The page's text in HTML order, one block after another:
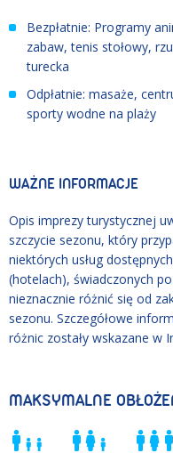
Bezpłatnie: Programy
zabaw, tenis stołowy,
turecka
Odpłatnie: masaże,
sporty wodne na plaży
WAŻNE INFORMACJE
Opis imprezy turystycznej
szczycie sezonu, który
niektórych usług
(hotelach), świadczonych
nieznacznie różnić się od
sezonu. Szczegółowe
różnic zostały wskazane w
MAKSYMALNE